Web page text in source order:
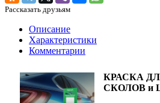
Рассказать друзьям
Описание
Характеристики
Комментарии
КРАСКА
СКОЛОВ и